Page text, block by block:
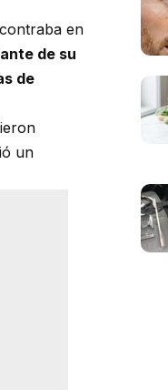
en
de su
de
un